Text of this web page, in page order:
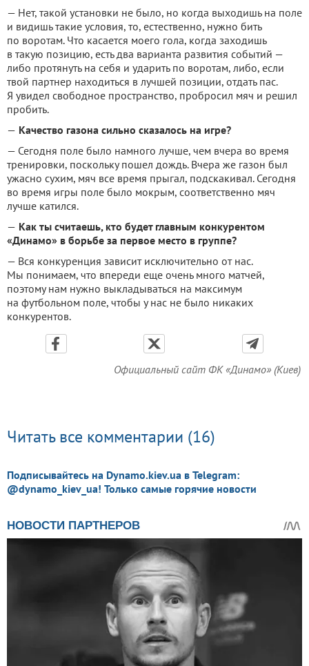
— Нет, такой установки не было, но когда выходишь на поле
и видишь такие условия, то, естественно, нужно бить
по воротам. Что касается моего гола, когда заходишь
в такую позицию, есть два варианта развития событий —
либо протянуть на себя и ударить по воротам, либо, если
твой партнер находиться в лучшей позиции, отдать пас.
Я увидел свободное пространство, пробросил мяч и решил
пробить.
— Качество газона сильно сказалось на игре?
— Сегодня поле было намного лучше, чем вчера во время
тренировки, поскольку пошел дождь. Вчера же газон был
ужасно сухим, мяч все время прыгал, подскакивал. Сегодня
во время игры поле было мокрым, соответственно мяч
лучше катился.
— Как ты считаешь, кто будет главным конкурентом
«Динамо» в борьбе за первое место в группе?
— Вся конкуренция зависит исключительно от нас.
Мы понимаем, что впереди еще очень много матчей,
поэтому нам нужно выкладываться на максимум
на футбольном поле, чтобы у нас не было никаких
конкурентов.
Официальный сайт ФК «Динамо» (Киев)
Читать все комментарии (16)
Подписывайтесь на Dynamo.kiev.ua в Telegram:
@dynamo_kiev_ua! Только самые горячие новости